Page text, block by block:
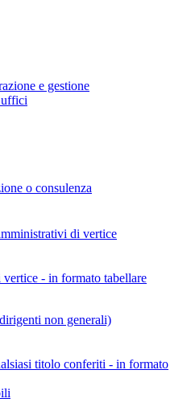
e gestione
o consulenza
di vertice
- in formato tabellare
non generali)
titolo conferiti - in formato